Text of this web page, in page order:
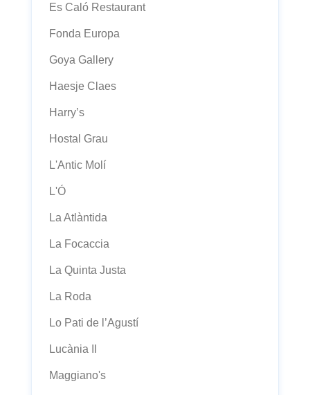
Es Caló Restaurant
Fonda Europa
Goya Gallery
Haesje Claes
Harry’s
Hostal Grau
L'Antic Molí
L'Ó
La Atlàntida
La Focaccia
La Quinta Justa
La Roda
Lo Pati de l’Agustí
Lucània II
Maggiano's